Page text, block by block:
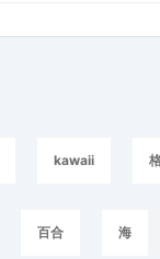
kawaii
百合 海